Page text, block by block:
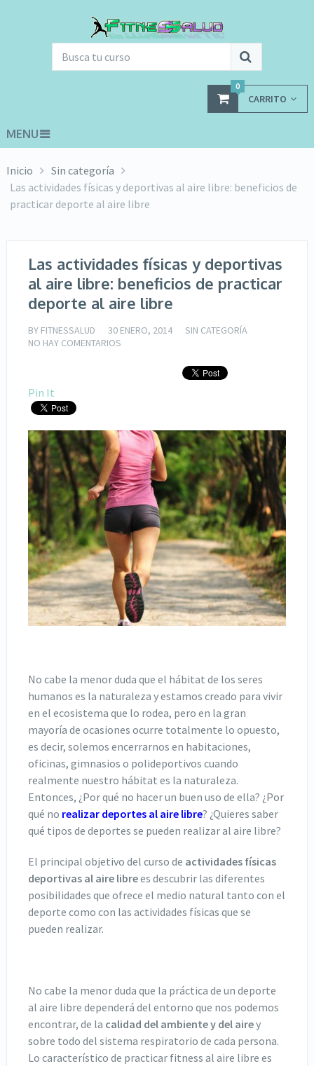
CARRITO
0
MENU
Inicio
Sin categoría
Las actividades físicas y deportivas al aire libre: beneficios de
practicar deporte al aire libre
Las actividades físicas y deportivas
al aire libre: beneficios de practicar
deporte al aire libre
BY FITNESSALUD 30 ENERO, 2014
SIN CATEGORÍA
NO HAY COMENTARIOS
Pin It
No cabe la menor duda que el hábitat de los seres
humanos es la naturaleza y estamos creado para vivir
en el ecosistema que lo rodea, pero en la gran
mayoría de ocasiones ocurre totalmente lo opuesto,
es decir, solemos encerrarnos en habitaciones,
oficinas, gimnasios o polideportivos cuando
realmente nuestro hábitat es la naturaleza.
Entonces, ¿Por qué no hacer un buen uso de ella? ¿Por
qué no realizar deportes al aire libre? ¿Quieres saber
qué tipos de deportes se pueden realizar al aire libre?
El principal objetivo del curso de actividades físicas
deportivas al aire librees descubrir las diferentes
posibilidades que ofrece el medio natural tanto con el
deporte como con las actividades físicas que se
pueden realizar.
No cabe la menor duda que la práctica de un deporte
al aire libre dependerá del entorno que nos podemos
encontrar, de la calidad del ambiente y del airey
sobre todo del sistema respiratorio de cada persona.
Lo característico de practicar fitness al aire libre es